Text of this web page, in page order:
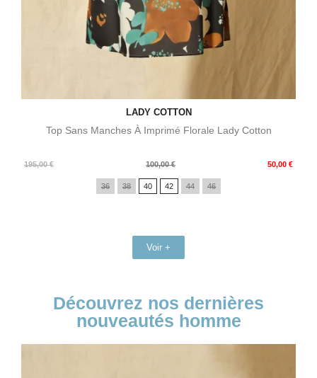
LADY COTTON
Top Sans Manches À Imprimé Florale Lady Cotton
195,00 €
Prix
100,00 € 50,00 €
Prix
36 38 40 42 44 46
Voir +
Découvrez nos dernières
nouveautés homme